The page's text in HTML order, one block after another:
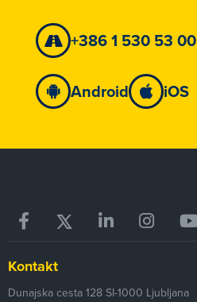
+386 1 530 53 00
Android iOS
Kontakt
Dunajska cesta 128 SI-1000 Ljubljana